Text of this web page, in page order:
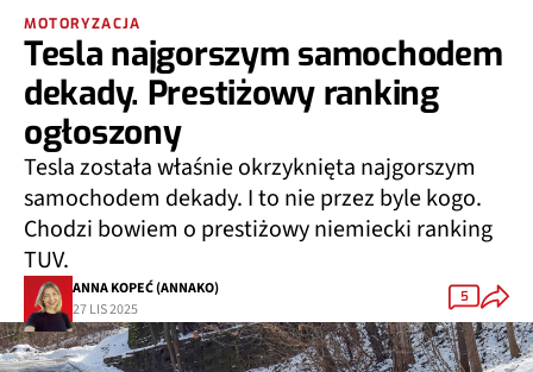
MOTORYZACJA
Tesla najgorszym samochodem
dekady. Prestiżowy ranking
ogłoszony
Tesla została właśnie okrzyknięta najgorszym
samochodem dekady. I to nie przez byle kogo.
Chodzi bowiem o prestiżowy niemiecki ranking
TUV.
ANNA KOPEĆ (ANNAKO)
27 LIS 2025
5